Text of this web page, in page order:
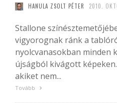
HANULA ZSOLT PÉTER 2010.
Stallone
vigyorognak ránk a
nyolcvanasokban minden
újságból kivágott
akiket nem...
Tovább